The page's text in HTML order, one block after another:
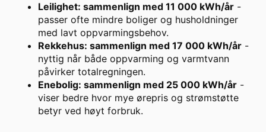
Leilighet: sammenlign med 11 000 kWh/år -
passer ofte mindre boliger og husholdninger
med lavt oppvarmingsbehov.
Rekkehus: sammenlign med 17 000 kWh/år -
nyttig når både oppvarming og varmtvann
påvirker totalregningen.
Enebolig: sammenlign med 25 000 kWh/år -
viser bedre hvor mye ørepris og strømstøtte
betyr ved høyt forbruk.